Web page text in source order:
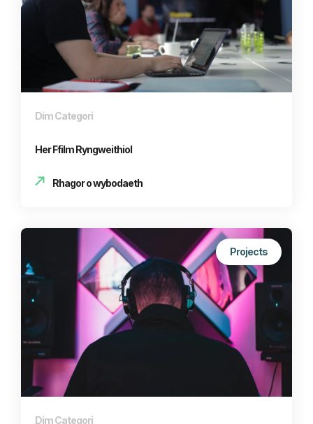
Dim Categori
Her Ffilm Ryngweithiol
Rhagor o wybodaeth
Projects
Dim Categori